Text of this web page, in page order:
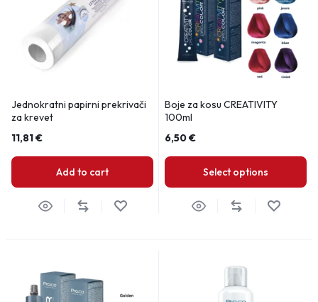
Jednokratni papirni prekrivači
za krevet
11,81€
Add to cart
Boje za kosu CREATIVITY
100ml
6,50€
Select options